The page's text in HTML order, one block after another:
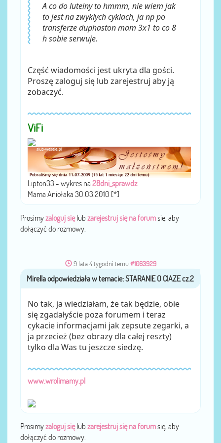
A co do luteiny to hmmm, nie wiem jak
to jest na zwyklych cyklach, ja np po
transferze duphaston mam 3x1 to co 8
h sobie serwuje.
Część wiadomości jest ukryta dla gości.
Proszę zaloguj się lub zarejestruj aby ją
zobaczyć.
ViFi
Lipton33 - wykres na 28dni_sprawdz
Mama Aniołaka 30.03.2010 [*]
Prosimyzaloguj sięlub zarejestruj się na forumsię, aby
dołączyć do rozmowy.
9 lata 4 tygodni temu #1063929
przezMirella
No tak, ja wiedziałam, że tak będzie, obie
się zgadałyście poza forumem i teraz
cykacie informacjami jak zepsute zegarki, a
ja przecież (bez obrazy dla całej reszty)
tylko dla Was tu jeszcze siedzę.
www.wrolimamy.pl
Prosimyzaloguj sięlub zarejestruj się na forumsię, aby
dołączyć do rozmowy.